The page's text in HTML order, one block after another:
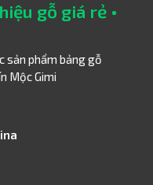
gỗ giá rẻ •
sản phẩm bảng gỗ
Mộc Gimi